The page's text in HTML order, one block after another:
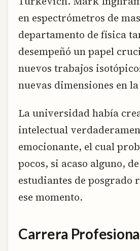
en espectrómetros de
departamento de física
desempeñó un papel
nuevos trabajos
nuevas dimensiones en
La universidad había
intelectual
emocionante, el cual
pocos, si acaso alguno,
estudiantes de posgrado
ese momento.
Carrera